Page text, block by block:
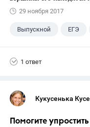
29 ноября 2017
Выпускной ЕГЭ
1 ответ
Кукусенька
Помогите